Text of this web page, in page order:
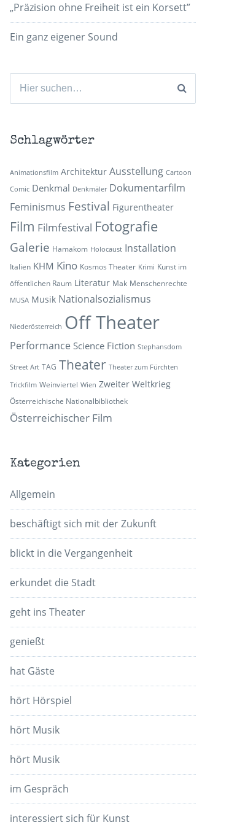
„Präzision ohne Freiheit ist ein Korsett”
Ein ganz eigener Sound
Suchen
Schlagwörter
Animationsfilm Architektur Ausstellung Cartoon
Comic Denkmal Denkmäler Dokumentarfilm
Feminismus Festival Figurentheater
Film Filmfestival Fotografie
Galerie Hamakom Holocaust Installation
Italien KHM Kino Kosmos Theater Krimi Kunst im
öffentlichen Raum Literatur Mak Menschenrechte
MUSA Musik Nationalsozialismus
Niederösterreich Off Theater
Performance Science Fiction Stephansdom
Street Art TAG Theater Theater zum Fürchten
Trickfilm Weinviertel Wien Zweiter Weltkrieg
Österreichische Nationalbibliothek
Österreichischer Film
Kategorien
Allgemein
beschäftigt sich mit der Zukunft
blickt in die Vergangenheit
erkundet die Stadt
geht ins Theater
genießt
hat Gäste
hört Hörspiel
hört Musik
hört Musik
im Gespräch
interessiert sich für Kunst